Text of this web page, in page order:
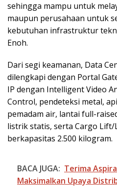
sehingga mampu untuk
maupun perusahaan untuk
kebutuhan infrastruktur
Enoh.
Dari segi keamanan, Data
dilengkapi dengan Portal
IP dengan Intelligent Video
Control, pendeteksi metal,
pemadam air, lantai full-
listrik statis, serta Cargo Lift/
berkapasitas 2.500 kilogram.
BACA JUGA: Terima
Maksimalkan Upaya